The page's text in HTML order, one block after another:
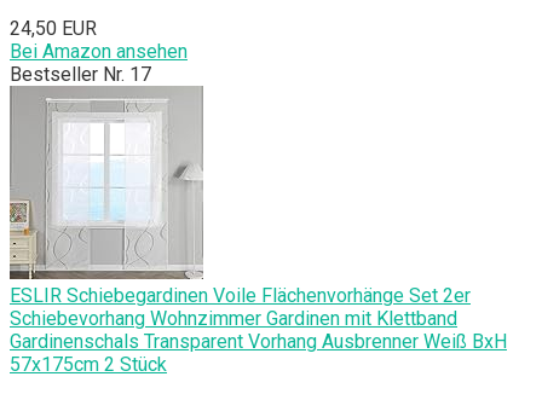
24,50 EUR
Bei Amazon ansehen
Bestseller Nr. 17
ESLIR Schiebegardinen Voile Flächenvorhänge Set 2er
Schiebevorhang Wohnzimmer Gardinen mit Klettband
Gardinenschals Transparent Vorhang Ausbrenner Weiß BxH
57x175cm 2 Stück